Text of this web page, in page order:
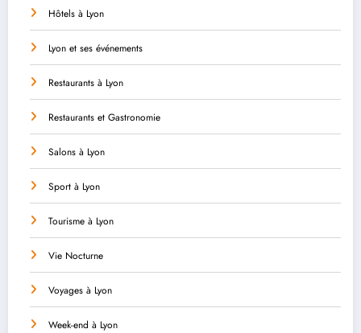
Hôtels à Lyon
Lyon et ses événements
Restaurants à Lyon
Restaurants et Gastronomie
Salons à Lyon
Sport à Lyon
Tourisme à Lyon
Vie Nocturne
Voyages à Lyon
Week-end à Lyon